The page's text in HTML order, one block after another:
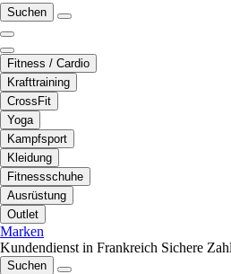
Suchen
Fitness / Cardio
Krafttraining
CrossFit
Yoga
Kampfsport
Kleidung
Fitnessschuhe
Ausrüstung
Outlet
Marken
Kundendienst in Frankreich Sichere
Suchen